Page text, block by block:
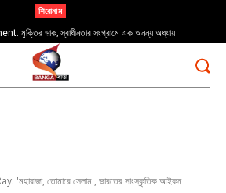
শিরোনাম
ডাক; স্বাধীনতার সংগ্রামে এক অনন্য অধ্যায়
২ বছর: তিলোত্তমার পরিবার ও সিবিআইয়ের নতুন তদন্তে চাপ
বাড়ছে
'মহারাজা, তোমারে সেলাম', ভারতের সাংস্কৃতিক আইকন